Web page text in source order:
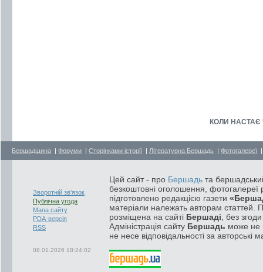
КОЛИ НАСТАЄ
Бершадщина | Форуми | Сторінками історії | Літературна Бершадь | Фотогалереї
Зворотній зв'язок
Публічна угода
Мапа сайту
PDA-версія
RSS
08.01.2026 18:24:02
Цей сайт - про Бершадь та
безкоштовні оголошення, фотогалереї
підготовлено редакцією газети
матеріали належать авторам статтей.
розміщена на сайті Бершаді , без
Адміністрація сайту Бершадь може не
не несе відповідальності за авторські